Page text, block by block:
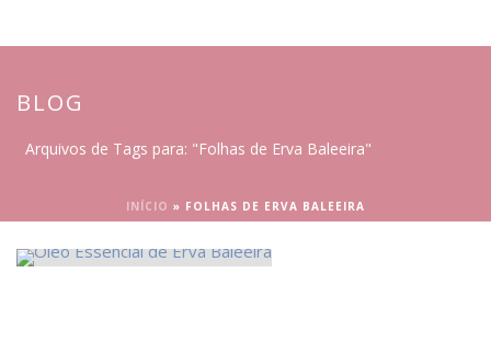
BLOG
Arquivos de Tags para: "Folhas de Erva Baleeira"
INÍCIO » FOLHAS DE ERVA BALEEIRA